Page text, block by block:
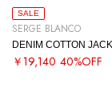
SALE
SERGE BLANCO
DENIM COTTON
￥19,140 40%OFF